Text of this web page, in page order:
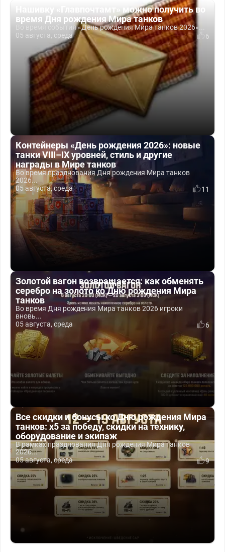
Нашивку «Главпочтамт» можно получить во
время Дня рождения Мира танков
Во время события «День рождения Мира танков 2026»...
05 августа, среда
6
Контейнеры «День рождения 2026»: новые
танки VIII–IX уровней, стиль и другие
награды в Мире танков
Во время празднования Дня рождения Мира танков
2026...
05 августа, среда
11
Золотой вагон возвращается: как обменять
серебро на золото ко Дню рождения Мира
танков
Во время Дня рождения Мира танков 2026 игроки
вновь...
05 августа, среда
6
Все скидки и бонусы ко Дню рождения Мира
танков: x5 за победу, скидки на технику,
оборудование и экипаж
В рамках празднования Дня рождения Мира танков
2026...
05 августа, среда
9